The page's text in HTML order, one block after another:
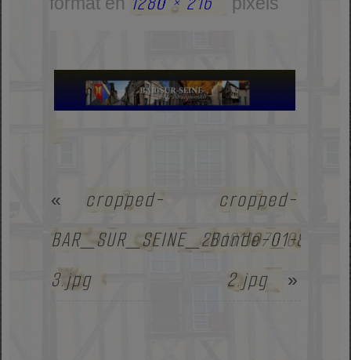
« cropped-
3.jpg
cropped-
Bande-01-
2.jpg
»